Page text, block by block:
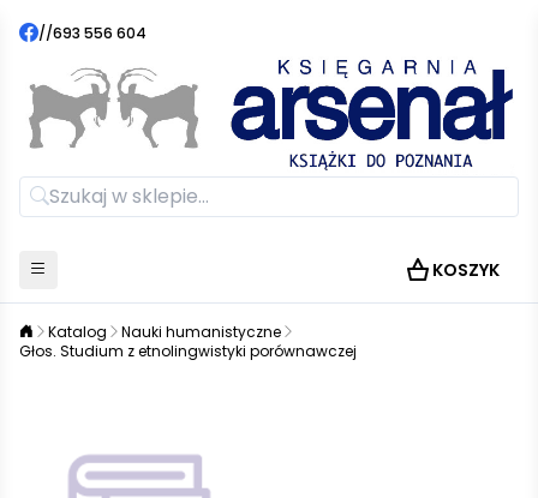
//693 556 604
KOSZYK
Katalog
Nauki humanistyczne
Głos. Studium z etnolingwistyki porównawczej